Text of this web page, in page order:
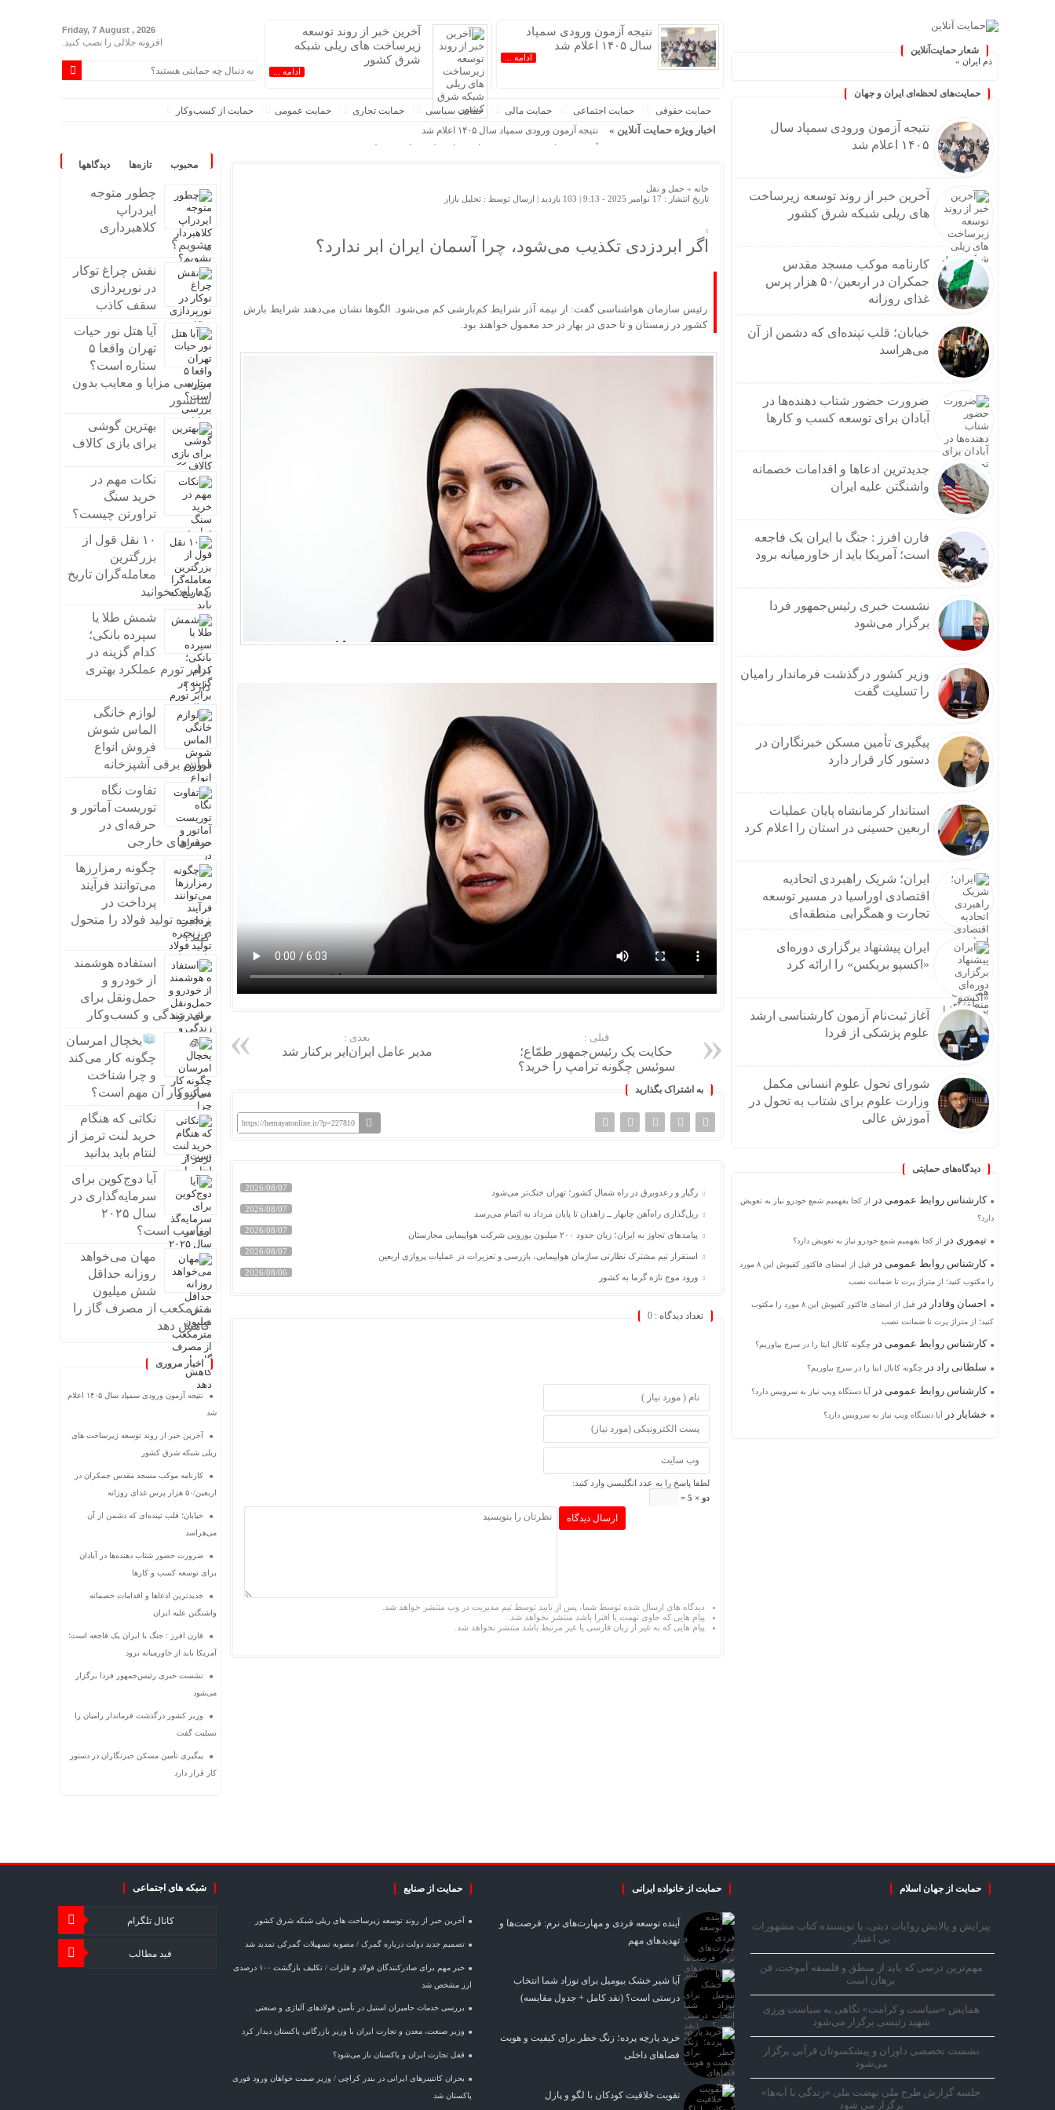
شعار حمایت‌آنلاین
حمایت‌های لحظه‌ای ایران و جهان
نتیجه آزمون ورودی سمپاد سال
۱۴۰۵ اعلام شد
آخرین خبر از روند توسعه زیرساخت
های ریلی شبکه شرق کشور
کارنامه موکب مسجد مقدس
جمکران در اربعین/۵۰ هزار پرس
غذای روزانه
خیابان؛ قلب تپنده‌ای که دشمن از آن
می‌هراسد
ضرورت حضور شتاب ‌دهنده‌ها در
آبادان برای توسعه کسب‌ و کارها
جدیدترین ادعاها و اقدامات خصمانه
واشنگتن علیه ایران
فارن افرز : جنگ با ایران یک فاجعه
است؛ آمریکا باید از خاورمیانه برود
نشست خبری رئیس‌جمهور فردا
برگزار می‌شود
وزیر کشور درگذشت فرماندار رامیان
را تسلیت گفت
پیگیری تأمین مسکن خبرنگاران در
دستور کار قرار دارد
استاندار کرمانشاه پایان عملیات
اربعین حسینی در استان را اعلام کرد
ایران؛ شریک راهبردی اتحادیه
اقتصادی اوراسیا در مسیر توسعه
تجارت و همگرایی منطقه‌ای
ایران پیشنهاد برگزاری دوره‌ای
«اکسپو بریکس» را ارائه کرد
آغاز ثبت‌نام‌ آزمون کارشناسی ارشد
علوم پزشکی از فردا
شورای تحول علوم انسانی مکمل
وزارت علوم برای شتاب به تحول در
آموزش عالی
دیدگاه‌های حمایتی
کارشناس روابط عمومی در
از کجا بفهمیم شمع خودرو نیاز به تعویض
دارد؟
تیموری در از کجا بفهمیم شمع خودرو نیاز به تعویض دارد؟
کارشناس روابط عمومی در
قبل از امضای فاکتور کفپوش این ۸ مورد
را مکتوب کنید؛ از متراژ پرت تا ضمانت نصب
احسان وفادار در
قبل از امضای فاکتور کفپوش این ۸ مورد را مکتوب
کنید؛ از متراژ پرت تا ضمانت نصب
کارشناس روابط عمومی در چگونه کانال ایتا را در سرچ بیاوریم؟
سلطانی راد در چگونه کانال ایتا را در سرچ بیاوریم؟
کارشناس روابط عمومی در آیا دستگاه ویپ نیاز به سرویس دارد؟
خشایار در آیا دستگاه ویپ نیاز به سرویس دارد؟
نتیجه آزمون ورودی سمپاد
سال ۱۴۰۵ اعلام شد
ادامه ...
آخرین خبر از روند توسعه
زیرساخت های ریلی شبکه
شرق کشور
ادامه ...
Friday, 7 August , 2026
افزونه جلالی را نصب کنید.
حمایت حقوقی حمایت اجتماعی حمایت مالی حمایت سیاسی حمایت تجاری حمایت عمومی حمایت از کسب‌وکار
اخبار ویژه حمایت آنلاین »
نتیجه آزمون ورودی سمپاد سال ۱۴۰۵ اعلام شد
آخرین خبر از روند توسعه زیرساخت های ریلی شبکه شرق کشور
ضرورت حضور شتاب ‌دهنده‌ها در آبادان برای توسعه کسب‌ و کارها
فارن افرز : جنگ با ایران یک فاجعه است؛ آمریکا باید از خاورمیانه برود
نشست خبری رئیس‌جمهور فردا برگزار می‌شود
خانه » حمل و نقل
تاریخ انتشار : 17 نوامبر 2025 - 9:13 |
103 بازدید | ارسال توسط : تحلیل بازار
اگر ابردزدی تکذیب می‌شود، چرا آسمان ایران ابر ندارد؟
رئیس سازمان هواشناسی گفت: از نیمه آذر شرایط کم‌بارشی کم می‌شود. الگوها نشان می‌دهند شرایط بارش
کشور در زمستان و تا حدی در بهار در حد معمول خواهند بود.
بعدی :
مدیر عامل ایران‌ایر برکنار شد
قبلی :
حکایت یک رئیس‌جمهور طمّاع؛
سوئیس چگونه ترامپ را خرید؟
به اشتراک بگذارید
https://hemayatonline.ir/?p=227810
رگبار و رعدوبرق در راه شمال کشور؛ تهران خنک‌تر می‌شود 2026/08/07
ریل‌گذاری راه‌آهن چابهار ــ زاهدان تا پایان مرداد به اتمام می‌رسد 2026/08/07
پیامدهای تجاوز به ایران؛ زیان حدود ۲۰۰ میلیون یورویی شرکت هواپیمایی مجارستان 2026/08/07
استقرار تیم مشترک نظارتی سازمان هواپیمایی، بازرسی و تعزیرات در عملیات پروازی اربعین 2026/08/07
ورود موج تازه گرما به کشور 2026/08/06
تعداد دیدگاه : 0
لطفا پاسخ را به عدد انگلیسی وارد کنید:
دو × 5 =
دیدگاه های ارسال شده توسط شما، پس از تایید توسط تیم مدیریت در وب منتشر خواهد شد.
پیام هایی که حاوی تهمت یا افترا باشد منتشر نخواهد شد.
پیام هایی که به غیر از زبان فارسی یا غیر مرتبط باشد منتشر نخواهد شد.
محبوب تازه‌ها دیدگاهها
چطور متوجه
ایردراپ
کلاهبرداری
بشویم؟
نقش چراغ توکار
در نورپردازی
سقف کاذب
آیا هتل نور حیات
تهران واقعا ۵
ستاره است؟
بررسی مزایا و معایب بدون
سانسور
بهترین گوشی
برای بازی کالاف
نکات مهم در
خرید سنگ
تراورتن چیست؟
۱۰ نقل قول از
بزرگترین
معامله‌گران تاریخ
که باید بخوانید
شمش طلا یا
سپرده بانکی؛
کدام گزینه در
برابر تورم عملکرد بهتری
دارد؟
لوازم خانگی
الماس شوش
فروش انواع
لوازم برقی آشپزخانه
تفاوت نگاه
توریست آماتور و
حرفه‌ای در
سفرهای خارجی
چگونه رمزارزها
می‌توانند فرآیند
پرداخت در
زنجیره تولید فولاد را متحول
کنند؟
استفاده هوشمند
از خودرو و
حمل‌ونقل برای
رشد زندگی و کسب‌وکار
یخچال امرسان
چگونه کار می‌کند
و چرا شناخت
سازوکار آن مهم است؟
نکاتی که هنگام
خرید لنت ترمز از
لنتام باید بدانید
آیا دوج‌کوین برای
سرمایه‌گذاری در
سال ۲۰۲۵
مناسب است؟
مهان می‌خواهد
روزانه حداقل
شش میلیون
مترمکعب از مصرف گاز را
کاهش دهد
اخبار مروری
نتیجه آزمون ورودی سمپاد سال ۱۴۰۵ اعلام
شد
آخرین خبر از روند توسعه زیرساخت های
ریلی شبکه شرق کشور
کارنامه موکب مسجد مقدس جمکران در
اربعین/۵۰ هزار پرس غذای روزانه
خیابان؛ قلب تپنده‌ای که دشمن از آن
می‌هراسد
ضرورت حضور شتاب ‌دهنده‌ها در آبادان
برای توسعه کسب‌ و کارها
جدیدترین ادعاها و اقدامات خصمانه
واشنگتن علیه ایران
فارن افرز : جنگ با ایران یک فاجعه است؛
آمریکا باید از خاورمیانه برود
نشست خبری رئیس‌جمهور فردا برگزار
می‌شود
وزیر کشور درگذشت فرماندار رامیان را
تسلیت گفت
پیگیری تأمین مسکن خبرنگاران در دستور
کار قرار دارد
حمایت از جهان اسلام
پیرایش و پالایش روایات دینی، با نویسنده کتاب مشهورات
بی اعتبار
مهم‌ترین درسی که باید از منطق و فلسفه آموخت، فن
برهان است
همایش «سیاست و کرامت» نگاهی به سیاست ورزی
شهید رئیسی برگزار می‌شود
نشست تخصصی داوران و پیشکسوتان قرآنی برگزار
می‌شود
جلسه گزارش طرح ملی نهضت ملی «زندگی با آیه‌ها»
برگزار می شود
حمایت از خانواده ایرانی
آینده توسعه فردی و مهارت‌های نرم: فرصت‌ها و
تهدیدهای مهم
آیا شیر خشک بیومیل برای نوزاد شما انتخاب
درستی است؟ (نقد کامل + جدول مقایسه)
خرید پارچه پرده؛ زنگ خطر برای کیفیت و هویت
فضاهای داخلی
تقویت خلاقیت کودکان با لگو و پازل
حمایت از صنایع
آخرین خبر از روند توسعه زیرساخت های ریلی شبکه شرق کشور
تصمیم جدید دولت درباره گمرک / مصوبه تسهیلات گمرکی تمدید شد
خبر مهم برای صادرکنندگان فولاد و فلزات / تکلیف بازگشت ۱۰۰ درصدی
ارز مشخص شد
بررسی خدمات حامیران استیل در تأمین فولادهای آلیاژی و صنعتی
وزیر صنعت، معدن و تجارت ایران با وزیر بازرگانی پاکستان دیدار کرد
قفل تجارت ایران و پاکستان باز می‌شود؟
بحران کانتینر‌های ایرانی در بندر کراچی / وزیر صمت خواهان ورود فوری
پاکستان شد
شبکه های اجتماعی
کانال تلگرام
فید مطالب